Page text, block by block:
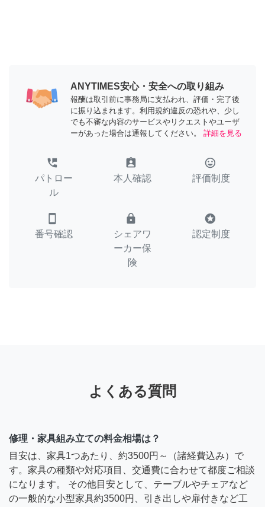
ANYTIMES安心・安全への取り組み
報酬は取引前に事務局に支払われ、評価・完了後
に振り込まれます。利用規約違反の恐れや、少し
でも不審な内容のサービスやリクエストやユーザ
ーがあった場合は通報してください。
詳細を見る
perm_phone_msg
パトロー
ル
assignment_ind
本人確認
tag_faces
評価制度
smartphone
番号確認
lock
シェアワ
ーカー保
険
stars
認定制度
よくある質問
修理・家具組み立ての料金相場は？
目安は、家具1つあたり、約3500円～（諸経費込み）で
す。家具の種類や対応項目、交通費に合わせて都度ご相談
になります。 その他目安として、テーブルやチェアなど
の一般的な小型家具約3500円、引き出しや扉付きなど工